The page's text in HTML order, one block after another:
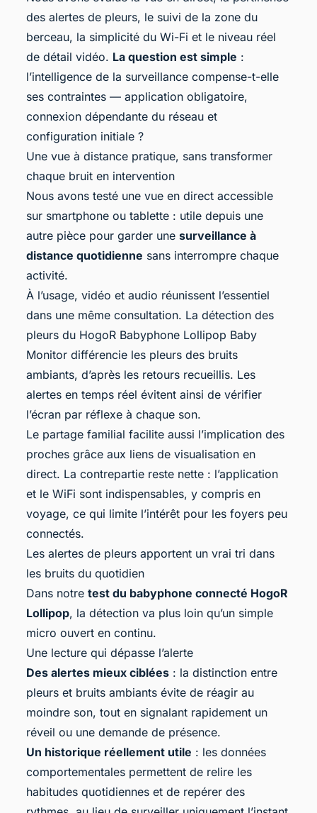
des alertes de pleurs, le suivi de la zone du
berceau, la simplicité du Wi-Fi et le niveau réel
de détail vidéo. La question est simple :
l’intelligence de la surveillance compense-t-elle
ses contraintes — application obligatoire,
connexion dépendante du réseau et
configuration initiale ?
Une vue à distance pratique, sans transformer
chaque bruit en intervention
Nous avons testé une vue en direct accessible
sur smartphone ou tablette : utile depuis une
autre pièce pour garder une surveillance à
distance quotidienne sans interrompre chaque
activité.
À l’usage, vidéo et audio réunissent l’essentiel
dans une même consultation. La détection des
pleurs du HogoR Babyphone Lollipop Baby
Monitor différencie les pleurs des bruits
ambiants, d’après les retours recueillis. Les
alertes en temps réel évitent ainsi de vérifier
l’écran par réflexe à chaque son.
Le partage familial facilite aussi l’implication des
proches grâce aux liens de visualisation en
direct. La contrepartie reste nette : l’application
et le WiFi sont indispensables, y compris en
voyage, ce qui limite l’intérêt pour les foyers peu
connectés.
Les alertes de pleurs apportent un vrai tri dans
les bruits du quotidien
Dans notre test du babyphone connecté HogoR
Lollipop, la détection va plus loin qu’un simple
micro ouvert en continu.
Une lecture qui dépasse l’alerte
Des alertes mieux ciblées: la distinction entre
pleurs et bruits ambiants évite de réagir au
moindre son, tout en signalant rapidement un
réveil ou une demande de présence.
Un historique réellement utile : les données
comportementales permettent de relire les
habitudes quotidiennes et de repérer des